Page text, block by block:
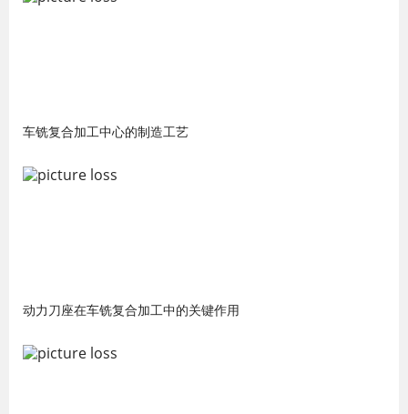
车铣复合加工中心的制造工艺
动力刀座在车铣复合加工中的关键作用